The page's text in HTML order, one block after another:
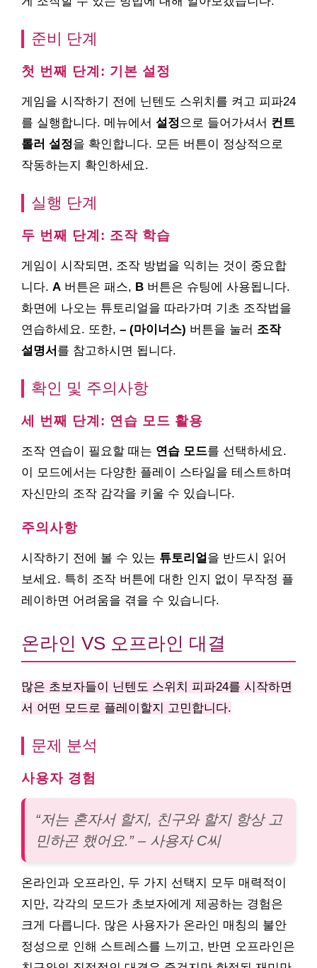
준비 단계
첫 번째 단계: 기본 설정
게임을 시작하기 전에 닌텐도 스위치를 켜고 피파24
를 실행합니다. 메뉴에서 설정으로 들어가셔서 컨트
롤러 설정을 확인합니다. 모든 버튼이 정상적으로
작동하는지 확인하세요.
실행 단계
두 번째 단계: 조작 학습
게임이 시작되면, 조작 방법을 익히는 것이 중요합
니다. A 버튼은 패스, B 버튼은 슈팅에 사용됩니다.
화면에 나오는 튜토리얼을 따라가며 기초 조작법을
연습하세요. 또한, – (마이너스) 버튼을 눌러 조작
설명서 를 참고하시면 됩니다.
확인 및 주의사항
세 번째 단계: 연습 모드 활용
조작 연습이 필요할 때는 연습 모드를 선택하세요.
이 모드에서는 다양한 플레이 스타일을 테스트하며
자신만의 조작 감각을 키울 수 있습니다.
주의사항
시작하기 전에 볼 수 있는 튜토리얼을 반드시 읽어
보세요. 특히 조작 버튼에 대한 인지 없이 무작정 플
레이하면 어려움을 겪을 수 있습니다.
온라인 VS 오프라인 대결
많은 초보자들이 닌텐도 스위치 피파24를 시작하면
서 어떤 모드로 플레이할지 고민합니다.
문제 분석
사용자 경험
“저는 혼자서 할지, 친구와 할지 항상 고
민하곤 했어요.” – 사용자 C씨
온라인과 오프라인, 두 가지 선택지 모두 매력적이
지만, 각각의 모드가 초보자에게 제공하는 경험은
크게 다릅니다. 많은 사용자가 온라인 매칭의 불안
정성으로 인해 스트레스를 느끼고, 반면 오프라인은